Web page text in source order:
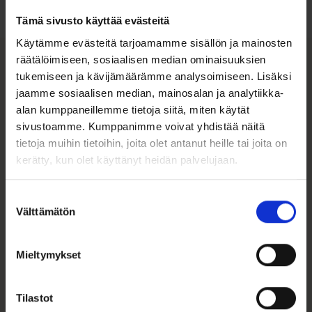
Tämä sivusto käyttää evästeitä
Käytämme evästeitä tarjoamamme sisällön ja mainosten
räätälöimiseen, sosiaalisen median ominaisuuksien
tukemiseen ja kävijämäärämme analysoimiseen. Lisäksi
jaamme sosiaalisen median, mainosalan ja analytiikka-
alan kumppaneillemme tietoja siitä, miten käytät
sivustoamme. Kumppanimme voivat yhdistää näitä
tietoja muihin tietoihin, joita olet antanut heille tai joita on
kerätty, kun olet käyttänyt heidän palvelujaan.
valinta
Välttämätön
Mieltymykset
Tilastot
Tutustu myös
ketjukorvakorut 14k